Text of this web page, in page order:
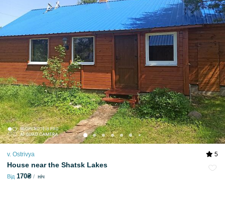
v. Ostrivya 5
House near the Shatsk Lakes
Від 170₴ ніч